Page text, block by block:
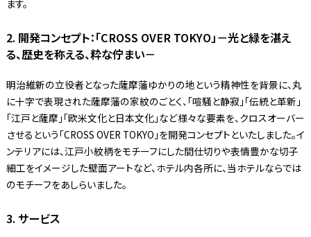
ます。
2. 開発コンセプト：「CROSS OVER TOKYO」－光と緑を湛え
る、歴史を称える、粋な佇まい－
明治維新の立役者となった薩摩藩ゆかりの地という精神性を背景に、丸
に十字で表現された薩摩藩の家紋のごとく、「喧騒と静寂」「伝統と革新」
「江戸と薩摩」「欧米文化と日本文化」など様々な要素を、クロスオーバー
させるという「CROSS OVER TOKYO」を開発コンセプトといたしました。イ
ンテリアには、江戸小紋柄をモチーフにした間仕切りや表情豊かな切子
細工をイメージした壁面アートなど、ホテル内各所に、当ホテルならでは
のモチーフをあしらいました。
3. サービス